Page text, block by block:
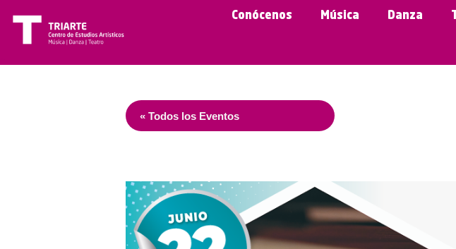
Conócenos Música Danza
« Todos los Eventos